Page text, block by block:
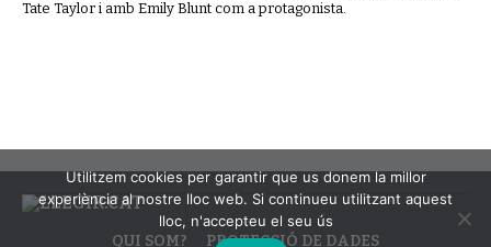
Tate Taylor i amb Emily Blunt com a protagonista.
QUI SOM? PROTECCIÓ DE DADES
Utilitzem cookies per garantir que us donem la millor
experiència al nostre lloc web. Si continueu utilitzant aquest
lloc, n'accepteu el seu ús